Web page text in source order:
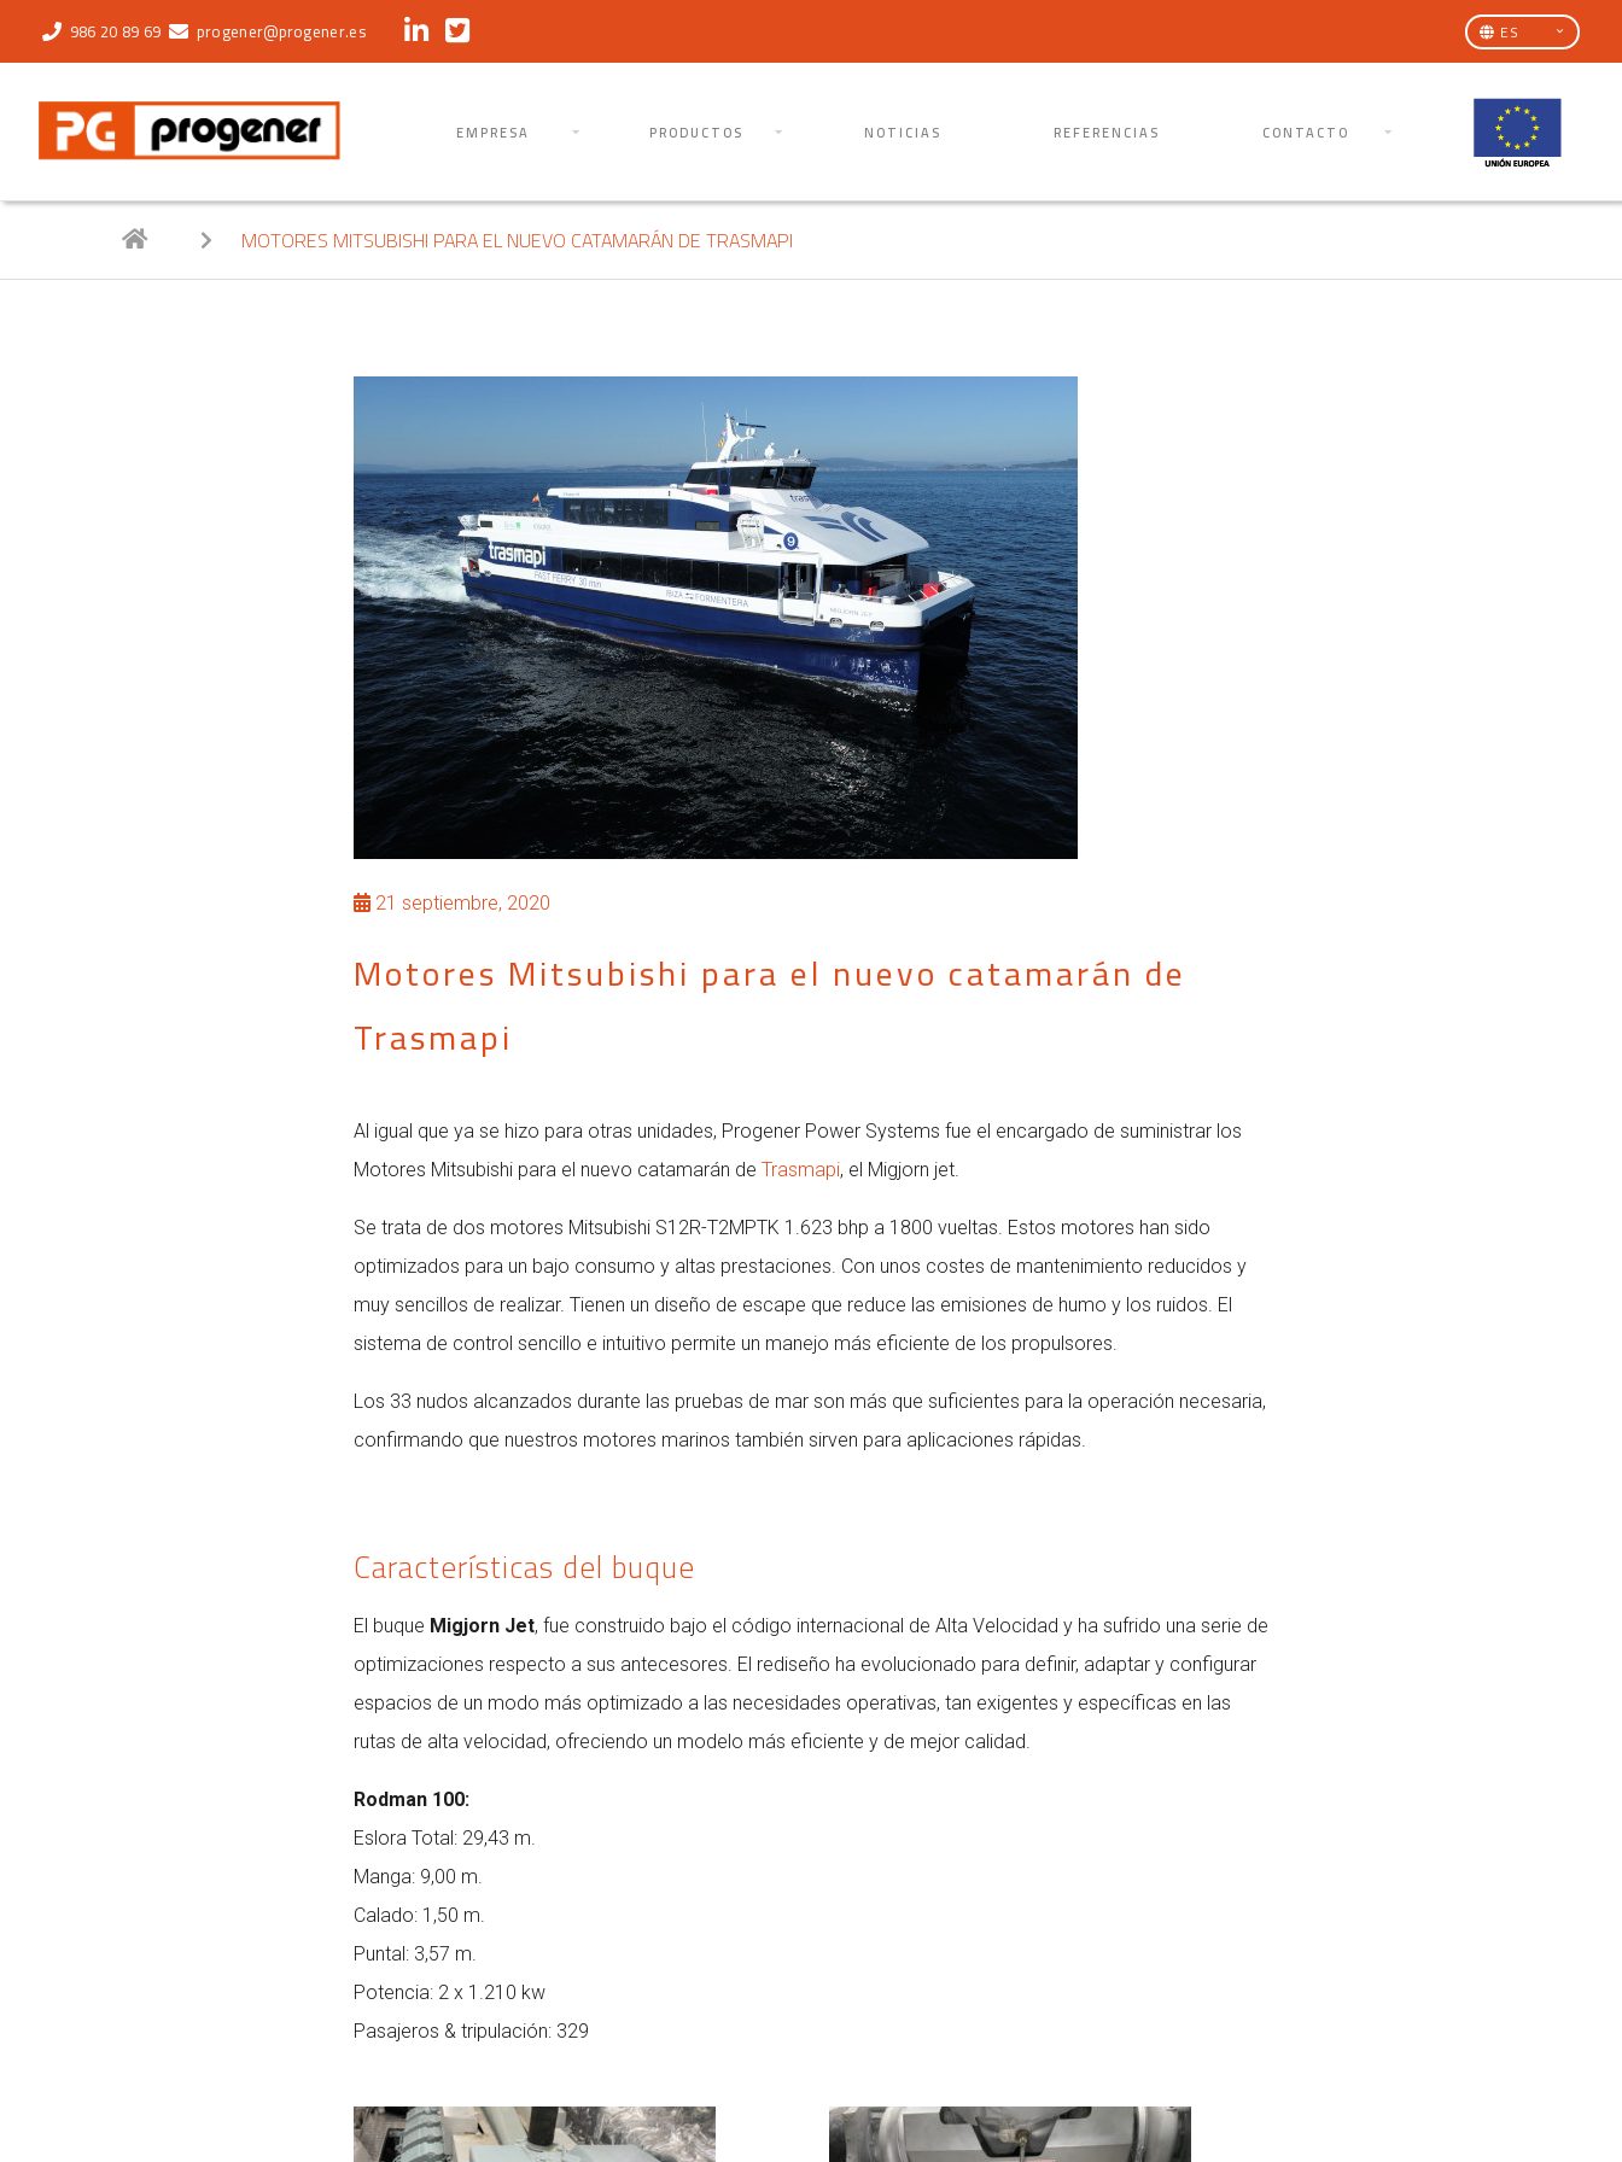
986 20 89 69 progener@progener.es ES
EMPRESA PRODUCTOS NOTICIAS REFERENCIAS CONTACTO
MOTORES MITSUBISHI PARA EL NUEVO CATAMARÁN DE TRASMAPI
21 septiembre, 2020
Motores Mitsubishi para el nuevo catamarán de
Trasmapi
Al igual que ya se hizo para otras unidades, Progener Power Systems fue el encargado de suministrar los
Motores Mitsubishi para el nuevo catamarán de Trasmapi, el Migjorn jet.
Se trata de dos motores Mitsubishi S12R-T2MPTK 1.623 bhp a 1800 vueltas. Estos motores han sido
optimizados para un bajo consumo y altas prestaciones. Con unos costes de mantenimiento reducidos y
muy sencillos de realizar. Tienen un diseño de escape que reduce las emisiones de humo y los ruidos. El
sistema de control sencillo e intuitivo permite un manejo más eficiente de los propulsores.
Los 33 nudos alcanzados durante las pruebas de mar son más que suficientes para la operación necesaria,
confirmando que nuestros motores marinos también sirven para aplicaciones rápidas.
Características del buque
El buque Migjorn Jet, fue construido bajo el código internacional de Alta Velocidad y ha sufrido una serie de
optimizaciones respecto a sus antecesores. El rediseño ha evolucionado para definir, adaptar y configurar
espacios de un modo más optimizado a las necesidades operativas, tan exigentes y específicas en las
rutas de alta velocidad, ofreciendo un modelo más eficiente y de mejor calidad.
Rodman 100:
Eslora Total: 29,43 m.
Manga: 9,00 m.
Calado: 1,50 m.
Puntal: 3,57 m.
Potencia: 2 x 1.210 kw
Pasajeros & tripulación: 329